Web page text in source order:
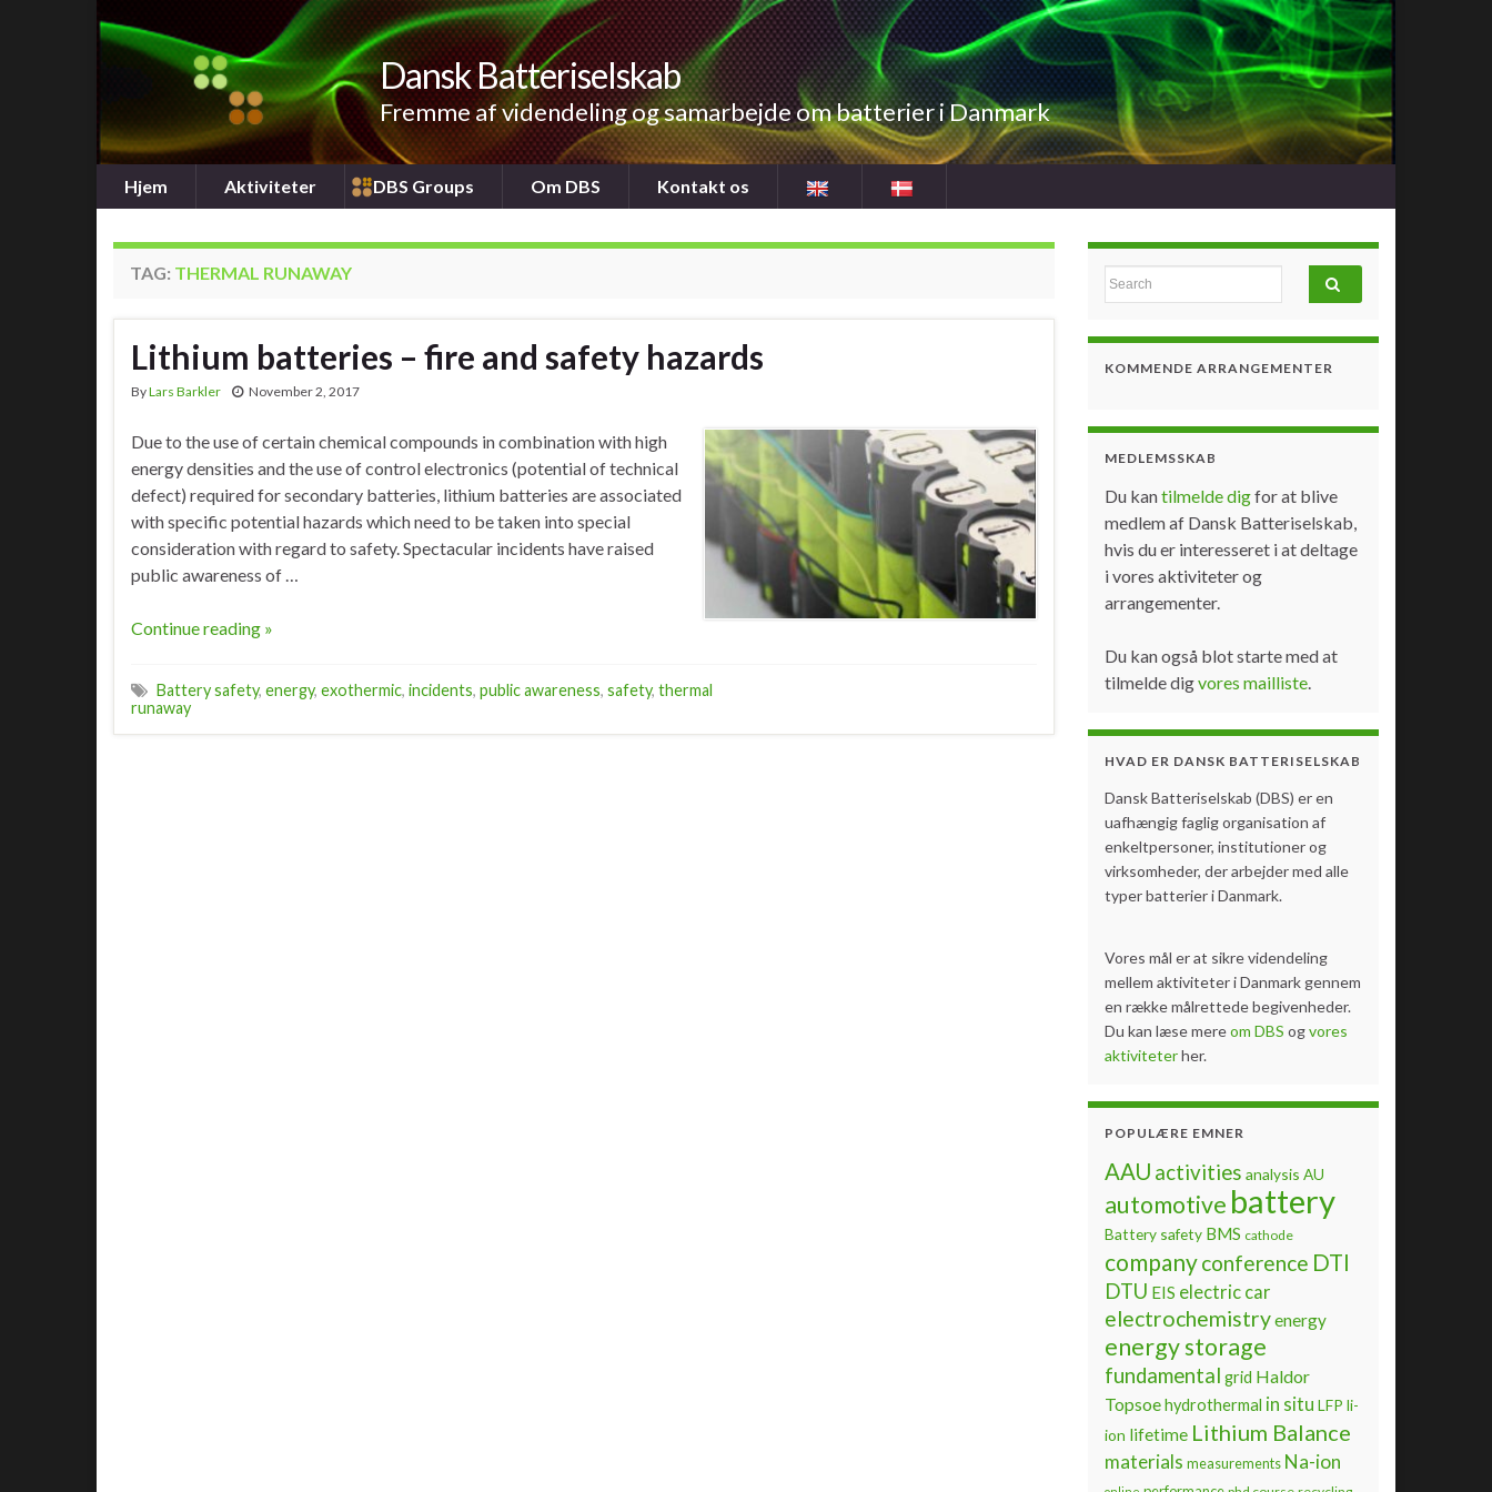
Dansk Batteriselskab
Fremme af videndeling og samarbejde om batterier i Danmark
Hjem Aktiviteter DBS Groups Om DBS Kontakt os
TAG: THERMAL RUNAWAY
Lithium batteries – fire and safety hazards
ByLars Barkler November 2, 2017
Due to the use of certain chemical compounds in combination with high
energy densities and the use of control electronics (potential of technical
defect) required for secondary batteries, lithium batteries are associated
with specific potential hazards which need to be taken into special
consideration with regard to safety. Spectacular incidents have raised
public awareness of …
Continue reading »
Battery safety, energy, exothermic, incidents, public awareness, safety, thermal
runaway
Search for:
KOMMENDE ARRANGEMENTER
MEDLEMSSKAB
Du kantilmelde digfor at blive
medlem af Dansk Batteriselskab,
hvis du er interesseret i at deltage
i vores aktiviteter og
arrangementer.
Du kan også blot starte med at
tilmelde digvores mailliste.
HVAD ER DANSK BATTERISELSKAB
Dansk Batteriselskab (DBS) er en
uafhængig faglig organisation af
enkeltpersoner, institutioner og
virksomheder, der arbejder med alle
typer batterier i Danmark.
Vores mål er at sikre videndeling
mellem aktiviteter i Danmark gennem
en række målrettede begivenheder.
Du kan læse mereom DBS ogvores
aktiviteterher.
POPULÆRE EMNER
AAU activities analysis AU
automotive battery
Battery safety BMS cathode
companyconference DTI
DTU EIS electric car
electrochemistryenergy
energy storage
fundamental grid Haldor
Topsoe hydrothermal in situ LFP li-
ion lifetime Lithium Balance
materials measurements Na-ion